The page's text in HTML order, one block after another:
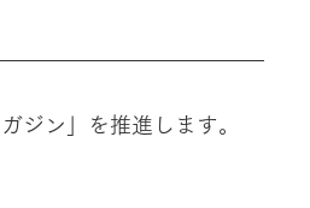
ジン」を推進します。